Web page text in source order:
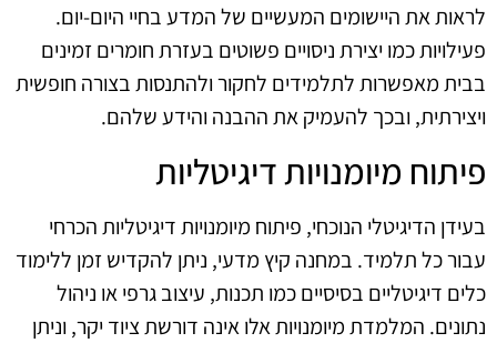
לראות את היישומים המעשיים של המדע בחיי היום-יום.
פעילויות כמו יצירת ניסויים פשוטים בעזרת חומרים זמינים
בבית מאפשרות לתלמידים לחקור ולהתנסות בצורה חופשית
ויצירתית, ובכך להעמיק את ההבנה והידע שלהם.
פיתוח מיומנויות דיגיטליות
בעידן הדיגיטלי הנוכחי, פיתוח מיומנויות דיגיטליות הכרחי
עבור כל תלמיד. במחנה קיץ מדעי, ניתן להקדיש זמן ללימוד
כלים דיגיטליים בסיסיים כמו תכנות, עיצוב גרפי או ניהול
נתונים. המלמדת מיומנויות אלו אינה דורשת ציוד יקר, וניתן